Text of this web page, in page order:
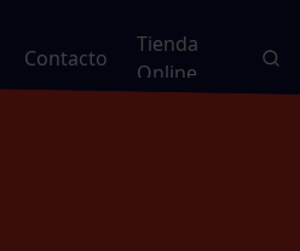
Contacto
Tienda
Online